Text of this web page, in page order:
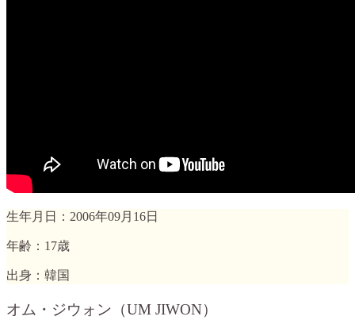
生年月日：2006年09月16日
年齢：17歳
出身：韓国
オム・ジウォン（UM JIWON）